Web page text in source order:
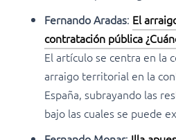
Fernando Aradas: El
contratación pública
El artículo se centra en la
arraigo territorial en la
España, subrayando las
bajo las cuales se puede